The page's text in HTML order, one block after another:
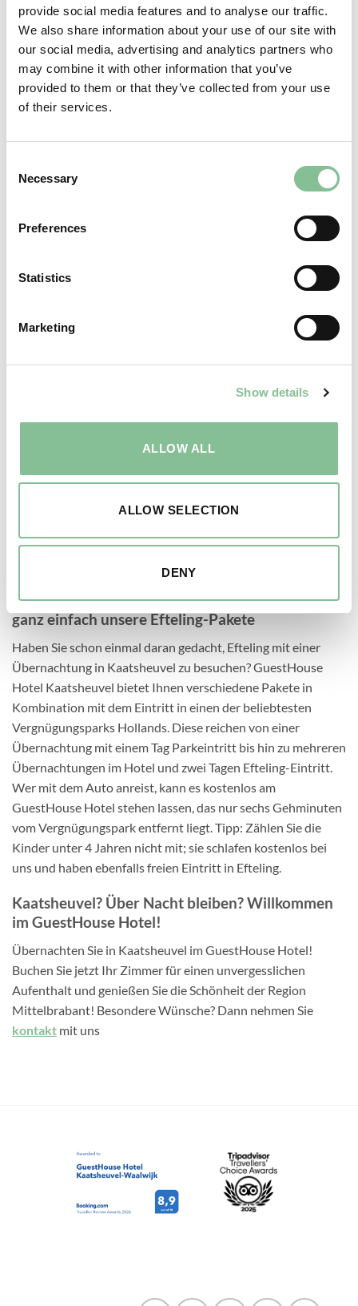
provide social media features and to analyse our traffic.
We also share information about your use of our site with
our social media, advertising and analytics partners who
may combine it with other information that you’ve
provided to them or that they’ve collected from your use
of their services.
Selection
Necessary
Preferences
Statistics
Marketing
Show details
ALLOW ALL
ALLOW SELECTION
DENY
MEETINGS
Übernachten Sie in Kaatsheuvel? Buchen Sie
ganz einfach unsere Efteling-Pakete
Haben Sie schon einmal daran gedacht, Efteling mit einer
Übernachtung in Kaatsheuvel zu besuchen? GuestHouse
Hotel Kaatsheuvel bietet Ihnen verschiedene Pakete in
Kombination mit dem Eintritt in einen der beliebtesten
Vergnügungsparks Hollands. Diese reichen von einer
Übernachtung mit einem Tag Parkeintritt bis hin zu mehreren
Übernachtungen im Hotel und zwei Tagen Efteling-Eintritt.
Wer mit dem Auto anreist, kann es kostenlos am
GuestHouse Hotel stehen lassen, das nur sechs Gehminuten
vom Vergnügungspark entfernt liegt. Tipp: Zählen Sie die
Kinder unter 4 Jahren nicht mit; sie schlafen kostenlos bei
uns und haben ebenfalls freien Eintritt in Efteling.
Kaatsheuvel? Über Nacht bleiben? Willkommen
im GuestHouse Hotel!
Übernachten Sie in Kaatsheuvel im GuestHouse Hotel!
Buchen Sie jetzt Ihr Zimmer für einen unvergesslichen
Aufenthalt und genießen Sie die Schönheit der Region
Mittelbrabant! Besondere Wünsche? Dann nehmen Sie
kontakt mit uns